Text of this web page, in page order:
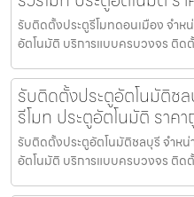
รับติดตั้งประตูรีโมทดอนเมือง จำห
อัตโนมัติ บริการแบบครบวงจร ติด
รับติดตั้งประตูอัตโนมัติช
รีโมท ประตูอัตโนมัติ ราค
รับติดตั้งประตูอัตโนมัติชลบุรี จำหน่
อัตโนมัติ บริการแบบครบวงจร ติด